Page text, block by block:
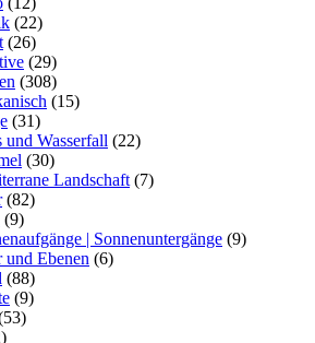
(22)
(26)
(29)
(308)
(15)
(31)
und Wasserfall (22)
(30)
Landschaft (7)
(82)
(9)
| Sonnenuntergänge (9)
und Ebenen (6)
(88)
(9)